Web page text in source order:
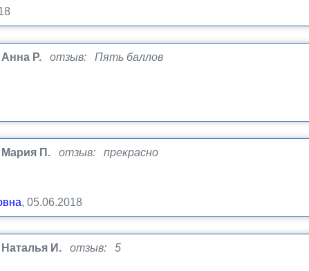
Анна Р.
отзыв: Пять баллов
Мария П.
отзыв: прекрасно
, 05.06.2018
Наталья И.
отзыв: 5